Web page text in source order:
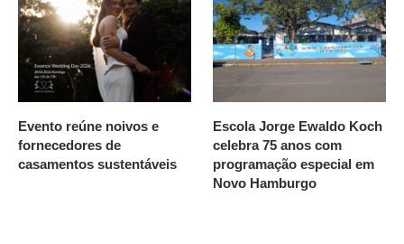
Evento reúne noivos e
fornecedores de
casamentos sustentáveis
Escola Jorge Ewaldo Koch
celebra 75 anos com
programação especial em
Novo Hamburgo